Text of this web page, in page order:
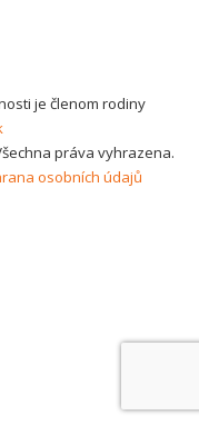
je členom rodiny
práva vyhrazena.
osobních údajů